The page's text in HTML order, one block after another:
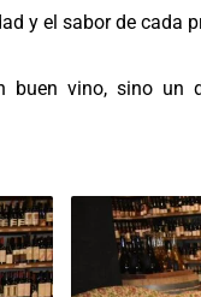
y el sabor de cada
vino, sino un